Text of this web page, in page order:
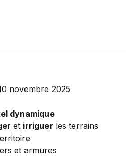
novembre 2025
dynamique
et irriguer les terrains
et armures